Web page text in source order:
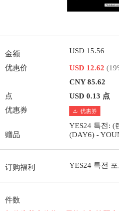
金额 USD 15.56
优惠价 USD 12.62
CNY 85.62
点
USD 0.13 点
优惠券
优惠券
赠品
YES24 특전: (
(DAY6) -
订购福利 YES24 특전
件数